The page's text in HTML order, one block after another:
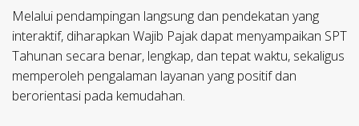
Melalui pendampingan langsung dan pendekatan yang
interaktif, diharapkan Wajib Pajak dapat menyampaikan SPT
Tahunan secara benar, lengkap, dan tepat waktu, sekaligus
memperoleh pengalaman layanan yang positif dan
berorientasi pada kemudahan.